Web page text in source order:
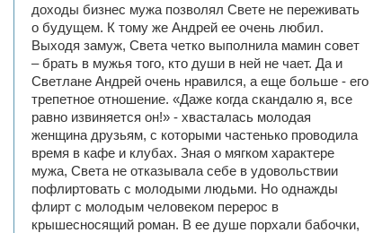
доходы бизнес мужа позволял Свете не переживать
о будущем. К тому же Андрей ее очень любил.
Выходя замуж, Света четко выполнила мамин совет
– брать в мужья того, кто души в ней не чает. Да и
Светлане Андрей очень нравился, а еще больше - его
трепетное отношение. «Даже когда скандалю я, все
равно извиняется он!» - хвасталась молодая
женщина друзьям, с которыми частенько проводила
время в кафе и клубах. Зная о мягком характере
мужа, Света не отказывала себе в удовольствии
пофлиртовать с молодыми людьми. Но однажды
флирт с молодым человеком перерос в
крышесносящий роман. В ее душе порхали бабочки,